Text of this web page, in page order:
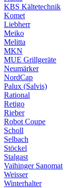
KBS Kältetechnik
Komet
Liebherr
Meiko
Melitta
MKN
MUE Grillgeräte
Neumärker
NordCap
Palux (Salvis)
Rational
Retigo
Rieber
Robot Coupe
Scholl
Selbach
Stöckel
Stalgast
Vaihinger Sanomat
Weisser
Winterhalter